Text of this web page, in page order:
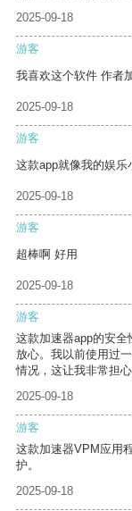
2025-09-18
游客
我喜欢这个软件 作者
2025-09-18
游客
这款app就像我的娱乐
2025-09-18
游客
超棒啊 好用
2025-09-18
游客
这款加速器app的安
放心。我以前使用过
情况，这让我非常担心
2025-09-18
游客
这款加速器VPM应用
护。
2025-09-18